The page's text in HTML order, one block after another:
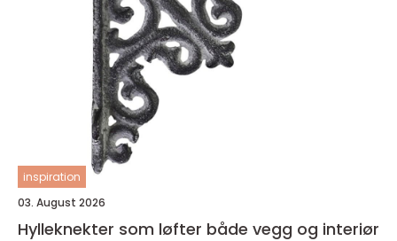
inspiration
03. August 2026
Hylleknekter som løfter både vegg og interiør